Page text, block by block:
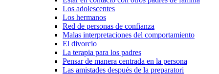
Los adolescentes
Los hermanos
Red de personas de confianza
Malas interpretaciones del comportamiento
El divorcio
La terapia para los padres
Pensar de manera centrada en la persona
Las amistades después de la preparatori